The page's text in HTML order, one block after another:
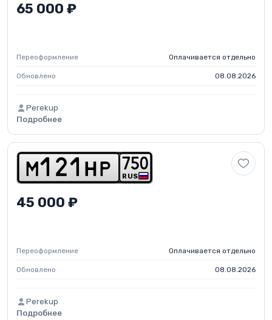
65 000 ₽
Переоформление Оплачивается отдельно
Обновлено 08.08.2026
Perekup
Подробнее
m 1 2 1 h p RUS
750
45 000 ₽
Переоформление Оплачивается отдельно
Обновлено 08.08.2026
Perekup
Подробнее